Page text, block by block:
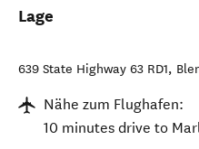
Lage
639 State Highway 63 RD1,
Nähe zum Flughafen:
10 minutes drive to